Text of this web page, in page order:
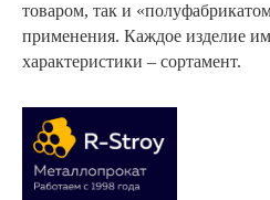
товаром, так и
применения. Каждое изделие
характеристики – сортамент.